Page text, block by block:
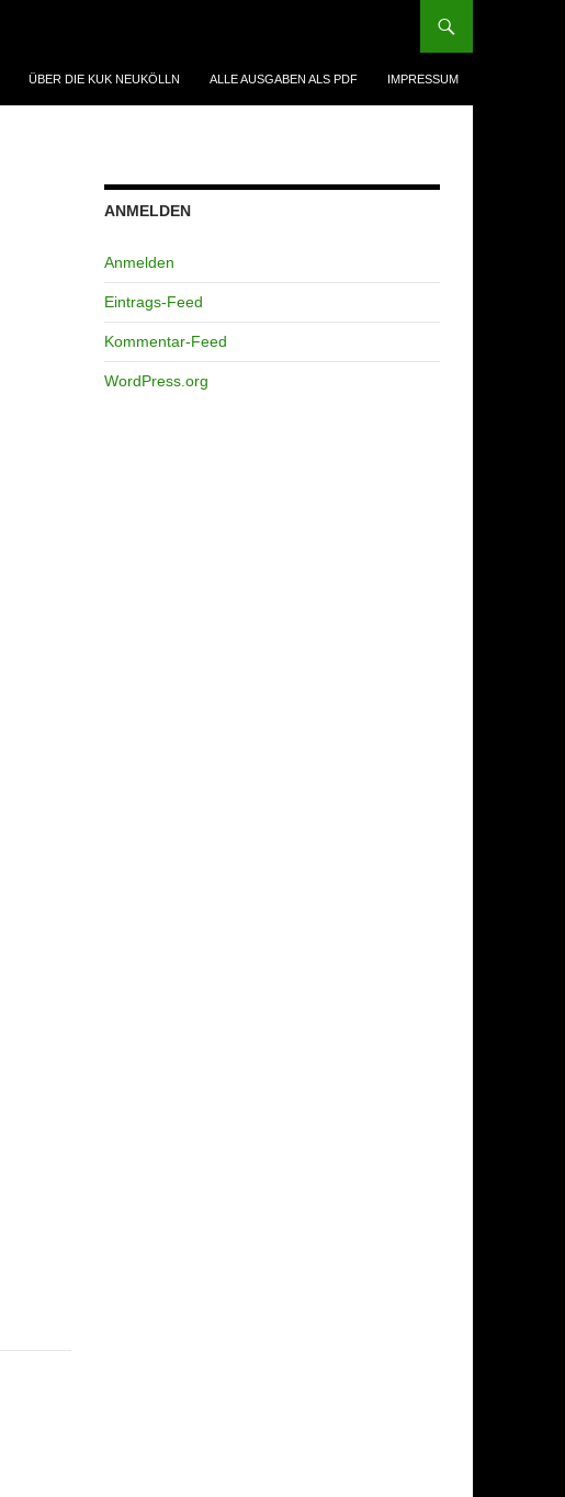
ÜBER DIE KUK NEUKÖLLN ALLE AUSGABEN ALS PDF IMPRESSUM
ANMELDEN
Anmelden
Eintrags-Feed
Kommentar-Feed
WordPress.org